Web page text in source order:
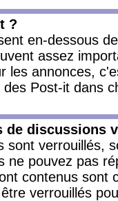
?
en-dessous
assez
les annonces,
Post-it dans
de discussions
sont verrouillés,
ne pouvez pas
contenus
verrouillés